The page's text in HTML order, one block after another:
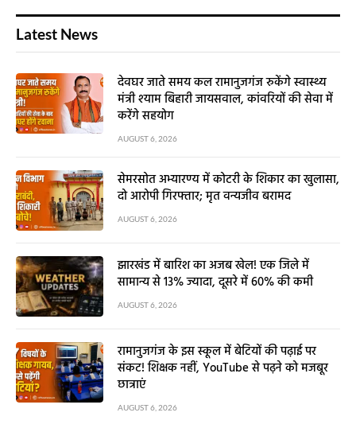
Latest News
देवघर जाते समय कल रामानुजगंज रुकेंगे स्वास्थ्य
मंत्री श्याम बिहारी जायसवाल, कांवरियों की सेवा में
करेंगे सहयोग
AUGUST 6, 2026
सेमरसोत अभ्यारण्य में कोटरी के शिकार का खुलासा,
दो आरोपी गिरफ्तार; मृत वन्यजीव बरामद
AUGUST 6, 2026
झारखंड में बारिश का अजब खेल! एक जिले में
सामान्य से 13% ज्यादा, दूसरे में 60% की कमी
AUGUST 6, 2026
रामानुजगंज के इस स्कूल में बेटियों की पढ़ाई पर
संकट! शिक्षक नहीं, YouTube से पढ़ने को मजबूर
छात्राएं
AUGUST 6, 2026